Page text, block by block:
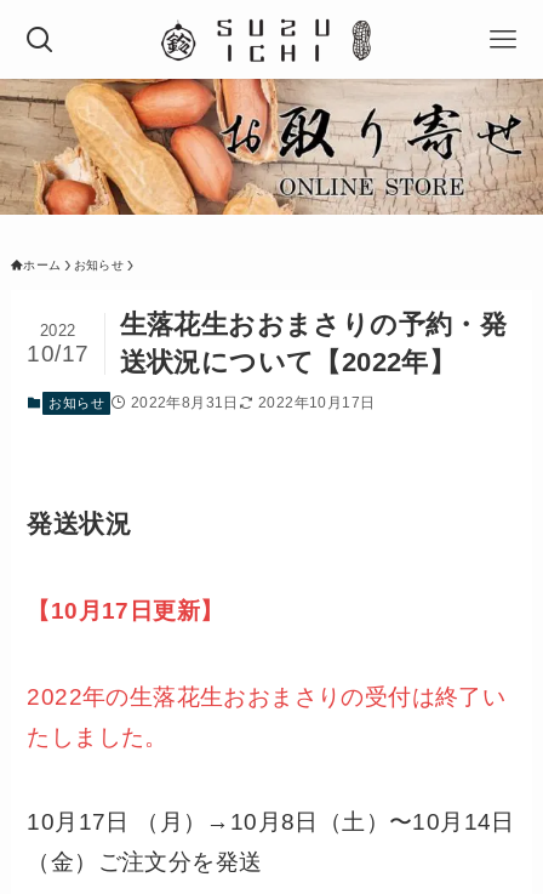
ホーム お知らせ
生落花生おおまさりの予約・発
送状況について【2022年】
2022
10/17
お知らせ 2022年8月31日 2022年10月17日
発送状況
【10月17日更新】
2022年の生落花生おおまさりの受付は終了い
たしました。
10月17日 （月）→10月8日（土）〜10月14日
（金）ご注文分を発送